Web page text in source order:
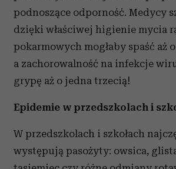
podnoszące odporność. Medycy
dzięki właściwej higienie mycia
pokarmowych mogłaby spaść aż
a zachorowalność na infekcje
grypę aż o jedna trzecią!
Epidemie w przedszkolach i
W przedszkolach i szkołach
występują pasożyty: owsica,